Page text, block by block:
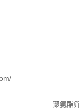
聚氨酯